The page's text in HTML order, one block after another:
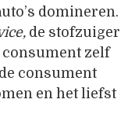
domineren.
de stofzuiger
consument zelf
consument
en het liefst